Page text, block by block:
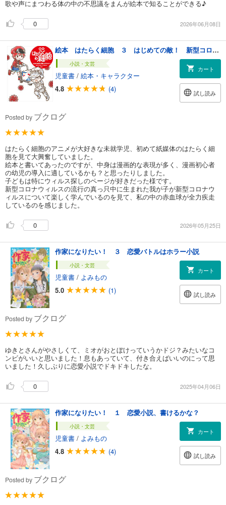
歌や声にまつわる体の中の不思議をまんが絵本で知ることができる♪
0 2026年06月08日
絵本 はたらく細胞 ３ はじめての敵！ 新型コロナウイルス
小説・文芸
児童書 / 絵本・キャラクター
4.8
(4)
カート
試し読み
Posted by ブクログ
はたらく細胞のアニメが大好きな未就学児、初めて紙媒体のはたらく細
胞を見て大興奮していました。
絵本と書いてあったのですが、中身は漫画的な表現が多く、漫画初心者
の幼児の導入に適しているかも？と思ったりしました。
子どもは特にウィルス探しのページが好きだった様です。
新型コロナウィルスの流行の真っ只中に生まれた我が子が新型コロナウ
ィルスについて楽しく学んでいるのを見て、私の中の赤血球が全力疾走
しているのを感じました。
0 2026年05月25日
作家になりたい！ ３ 恋愛バトルはホラー小説
小説・文芸
児童書 / よみもの
5.0
(1)
カート
試し読み
Posted by ブクログ
ゆきとさんがやさしくて、ミオがおとぼけっていうかドジ？みたいなコ
ンビがいいと思いました！息もあっていて、付き合えばいいのにって思
いました！久しぶりに恋愛小説でドキドキしたな。
0 2025年04月06日
作家になりたい！ １ 恋愛小説、書けるかな？
小説・文芸
児童書 / よみもの
4.8
(4)
カート
試し読み
Posted by ブクログ